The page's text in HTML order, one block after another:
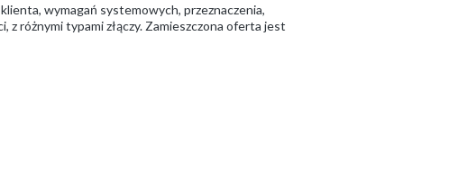
wymagań systemowych, przeznaczenia,
różnymi typami złączy. Zamieszczona oferta jest